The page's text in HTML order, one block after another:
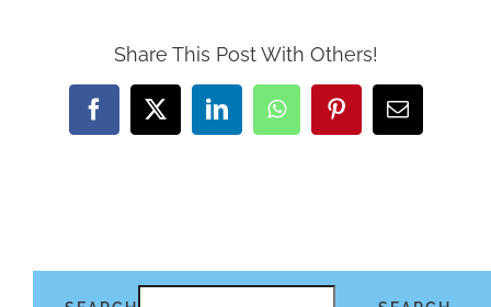
Share This Post With Others!
Facebook
X LinkedInWhatsAppPinterestEmail